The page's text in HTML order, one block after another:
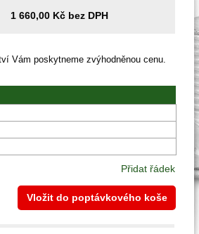
1 660,00 Kč bez DPH
Vám poskytneme zvýhodněnou cenu.
Přidat řádek
Vložit do poptávkového koše